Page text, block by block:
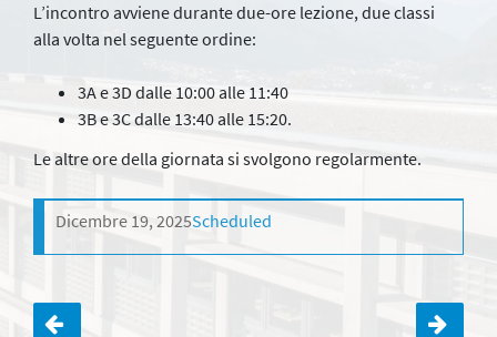
L’incontro avviene durante due-ore lezione, due classi
alla volta nel seguente ordine:
3A e 3D dalle 10:00 alle 11:40
3B e 3C dalle 13:40 alle 15:20.
Le altre ore della giornata si svolgono regolarmente.
Dicembre 19, 2025Scheduled
Navigazione